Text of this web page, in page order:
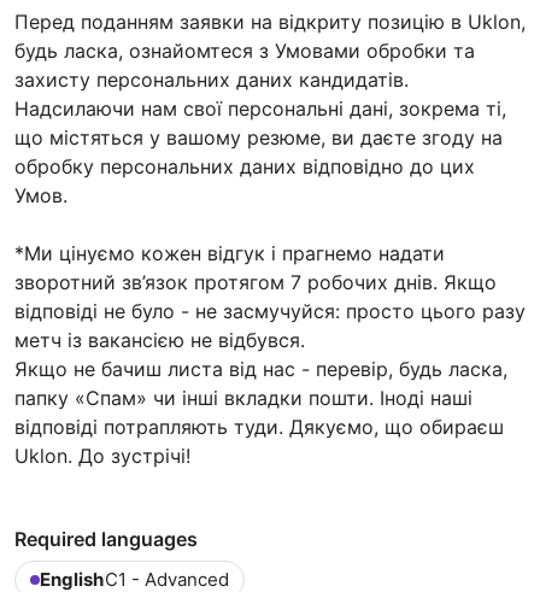
Перед поданням заявки на відкриту позицію в Uklon,
будь ласка, ознайомтеся з Умовами обробки та
захисту персональних даних кандидатів.
Надсилаючи нам свої персональні дані, зокрема ті,
що містяться у вашому резюме, ви даєте згоду на
обробку персональних даних відповідно до цих
Умов.
*Ми цінуємо кожен відгук і прагнемо надати
зворотний зв’язок протягом 7 робочих днів. Якщо
відповіді не було - не засмучуйся: просто цього разу
метч із вакансією не відбувся.
Якщо не бачиш листа від нас - перевір, будь ласка,
папку «Спам» чи інші вкладки пошти. Іноді наші
відповіді потрапляють туди. Дякуємо, що обираєш
Uklon. До зустрічі!
Required languages
EnglishC1 - Advanced